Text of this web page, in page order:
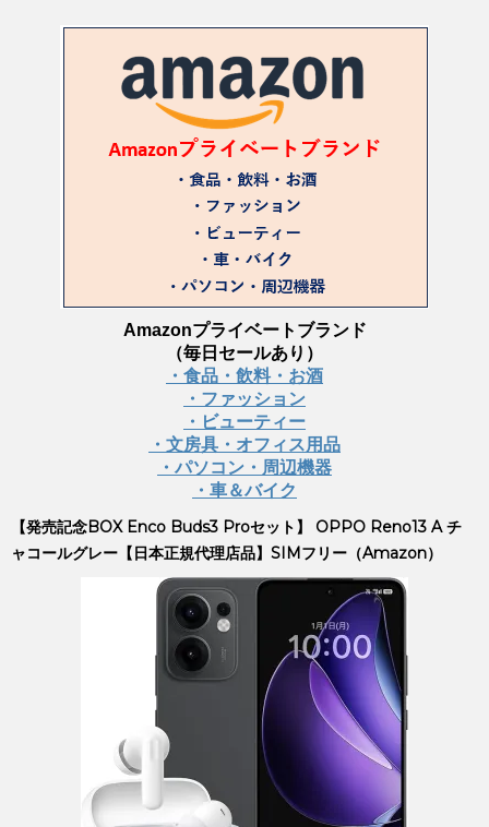
Amazonプライベートブランド
（毎日セールあり）
・食品・飲料・お酒
・ファッション
・ビューティー
・文房具・オフィス用品
・パソコン・周辺機器
・車＆バイク
【発売記念BOX Enco Buds3 Proセット】 OPPO Reno13 A チ
ャコールグレー【日本正規代理店品】SIMフリー（Amazon）